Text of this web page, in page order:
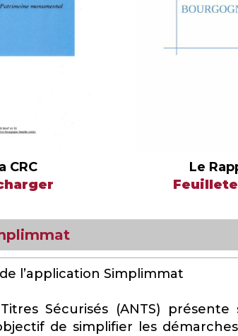
CRC
Le
l’application Simplimmat
Sécurisés (ANTS)
de simplifier les